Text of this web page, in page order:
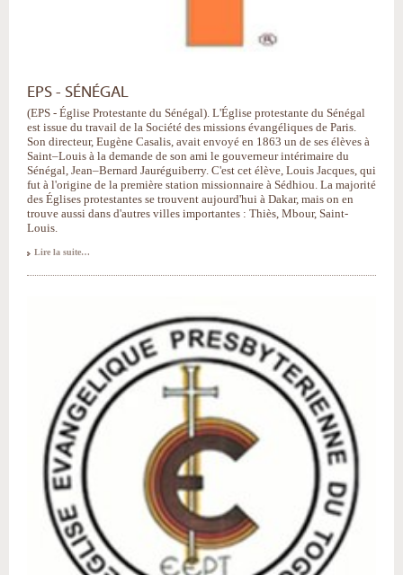
EPS - SÉNÉGAL
(EPS - Église Protestante du Sénégal). L'Église protestante du Sénégal
est issue du travail de la Société des missions évangéliques de Paris.
Son directeur, Eugène Casalis, avait envoyé en 1863 un de ses élèves à
Saint–Louis à la demande de son ami le gouverneur intérimaire du
Sénégal, Jean–Bernard Jauréguiberry. C'est cet élève, Louis Jacques, qui
fut à l'origine de la première station missionnaire à Sédhiou. La majorité
des Églises protestantes se trouvent aujourd'hui à Dakar, mais on en
trouve aussi dans d'autres villes importantes : Thiès, Mbour, Saint-
Louis.
Lire la suite…